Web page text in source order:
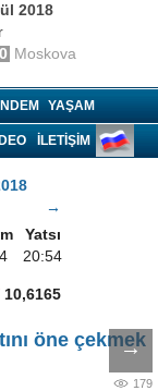
2018
Moskova
YAŞAM
İLETİŞİM
→
Yatsı
20:54
10,6165
→
öne çekmek
179